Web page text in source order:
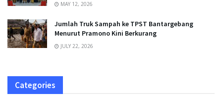
MAY 12, 2026
Jumlah Truk Sampah ke TPST Bantargebang
Menurut Pramono Kini Berkurang
JULY 22, 2026
Categories